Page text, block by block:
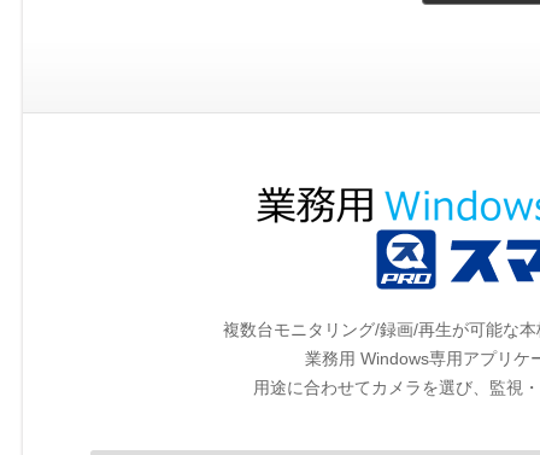
複数台モニタリング/録画/再生が可能な
業務用 Windows専用アプリケ
用途に合わせてカメラを選び、監視